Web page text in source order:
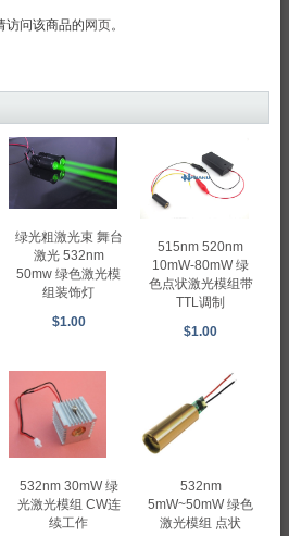
访问该商品的网页。
绿光粗激光束 舞台
激光 532nm
50mw 绿色激光模
组装饰灯
$1.00
515nm 520nm
10mW-80mW 绿
色点状激光模组带
TTL调制
$1.00
532nm 30mW 绿
光激光模组 CW连
续工作
532nm
5mW~50mW 绿色
激光模组 点状